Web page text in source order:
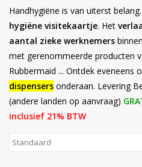
Confiserie
Dranken
Aperitiefkoekjes
Botanicals
Snoeppot-Snoep
Handhygiëne is van uiterst
hygiëne visitekaartje. Het
aantal zieke werknemers
met gerenommeerde producten
Rubbermaid ... Ontdek eveneens
dispensers onderaan. Levering
(andere landen op aanvraag)
inclusief 21% BTW